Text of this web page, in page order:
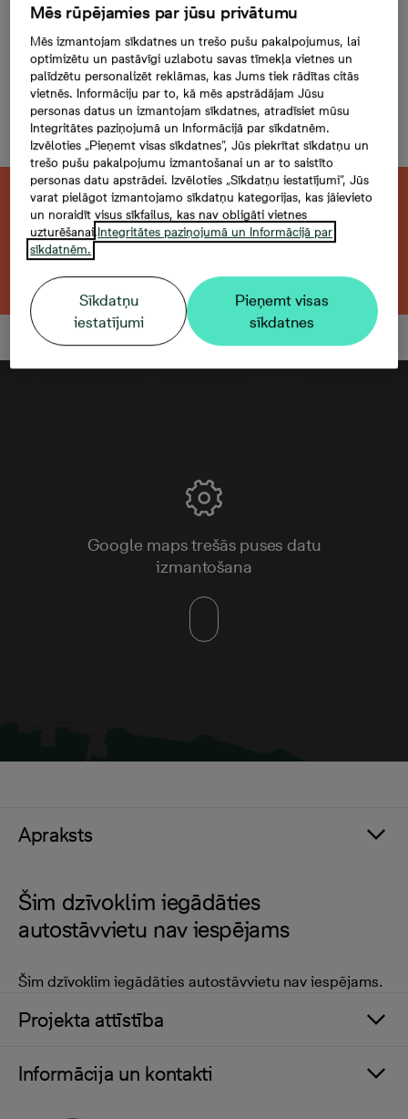
Mazā Stacijas 5-48, 48,
2 -istabu dzīvoklis,
Platība 44,1 m²
Šim dzīvoklim iegādāties
autostāvvietu nav iespējams
Šis dzīvoklis ir pārdots. Vēlaties atrast kaut
ko līdzīgu?
Meklēt citu dzīvokli
Google maps trešās puses datu
izmantošana
Apraksts
Šim dzīvoklim iegādāties
autostāvvietu nav iespējams
Šim dzīvoklim iegādāties autostāvvietu nav iespējams.
Projekta attīstība
Informācija un kontakti
Mēs rūpējamies par jūsu privātumu
Mēs izmantojam sīkdatnes un trešo pušu pakalpojumus, lai
optimizētu un pastāvīgi uzlabotu savas tīmekļa vietnes un
palīdzētu personalizēt reklāmas, kas Jums tiek rādītas citās
vietnēs. Informāciju par to, kā mēs apstrādājam Jūsu
personas datus un izmantojam sīkdatnes, atradīsiet mūsu
Integritātes paziņojumā un Informācijā par sīkdatnēm.
Izvēloties „Pieņemt visas sīkdatnes”, Jūs piekrītat sīkdatņu un
trešo pušu pakalpojumu izmantošanai un ar to saistīto
personas datu apstrādei. Izvēloties „Sīkdatņu iestatījumi”, Jūs
varat pielāgot izmantojamo sīkdatņu kategorijas, kas jāievieto
un noraidīt visus sīkfailus, kas nav obligāti vietnes
uzturēšanai.Integritātes paziņojumā un Informācijā par
sīkdatnēm.
Sīkdatņu
iestatījumi
Pieņemt visas
sīkdatnes